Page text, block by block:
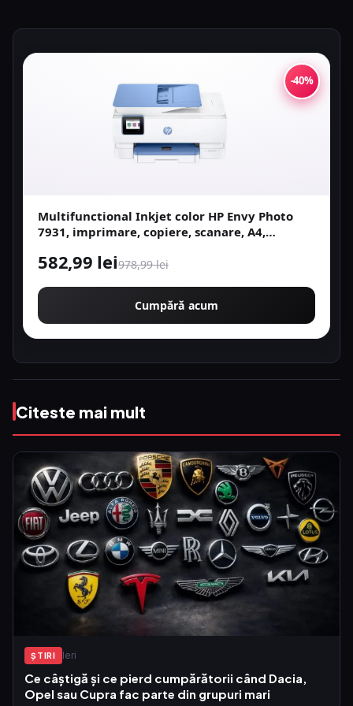
-40%
Multifunctional Inkjet color HP Envy Photo
7931, imprimare, copiere, scanare, A4,
color, Eligibil instant ink
582,99 lei978,99 lei
Cumpără acum
Citeste mai mult
ŞTIRI Ieri
Ce câștigă și ce pierd cumpărătorii când Dacia,
Opel sau Cupra fac parte din grupuri mari